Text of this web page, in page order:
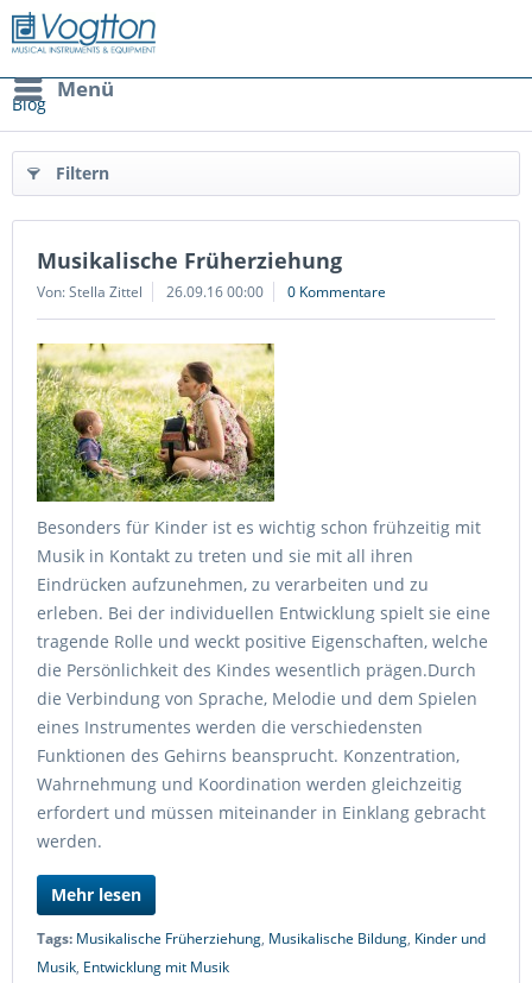
Menü
Blog
Filtern
Musikalische Früherziehung
Von: Stella Zittel 26.09.16 00:00 0 Kommentare
Besonders für Kinder ist es wichtig schon frühzeitig mit
Musik in Kontakt zu treten und sie mit all ihren
Eindrücken aufzunehmen, zu verarbeiten und zu
erleben. Bei der individuellen Entwicklung spielt sie eine
tragende Rolle und weckt positive Eigenschaften, welche
die Persönlichkeit des Kindes wesentlich prägen.Durch
die Verbindung von Sprache, Melodie und dem Spielen
eines Instrumentes werden die verschiedensten
Funktionen des Gehirns beansprucht. Konzentration,
Wahrnehmung und Koordination werden gleichzeitig
erfordert und müssen miteinander in Einklang gebracht
werden.
Mehr lesen
Tags: Musikalische Früherziehung, Musikalische Bildung, Kinder und
Musik, Entwicklung mit Musik